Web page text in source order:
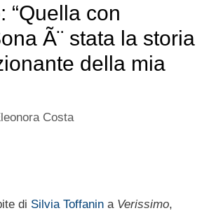
“Quella con
Ã¨ stata la storia
della mia
Costa
di Silvia Toffanin a Verissimo,